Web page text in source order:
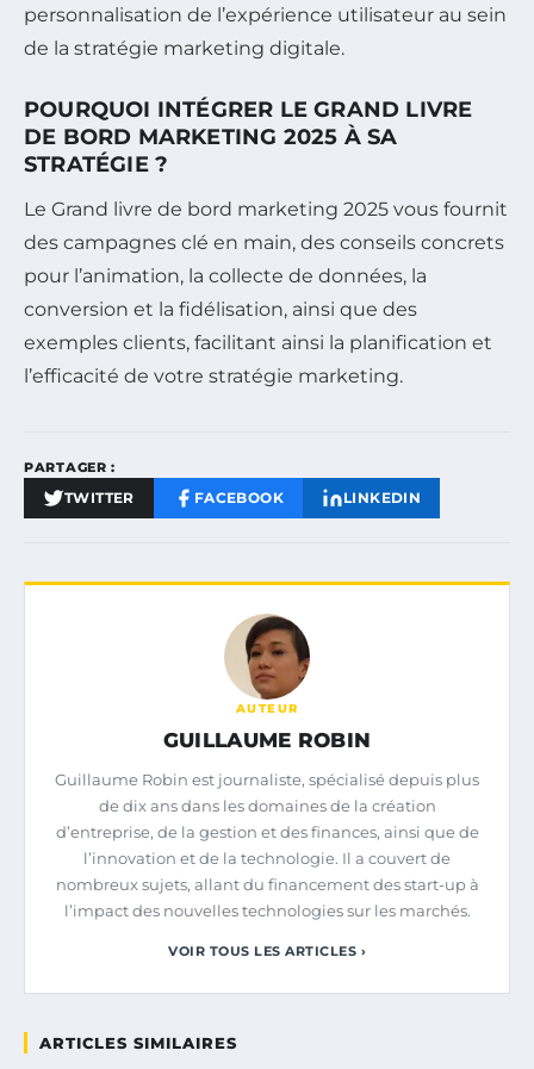
personnalisation de l’expérience utilisateur au sein
de la stratégie marketing digitale.
POURQUOI INTÉGRER LE GRAND LIVRE
DE BORD MARKETING 2025 À SA
STRATÉGIE ?
Le Grand livre de bord marketing 2025 vous fournit
des campagnes clé en main, des conseils concrets
pour l’animation, la collecte de données, la
conversion et la fidélisation, ainsi que des
exemples clients, facilitant ainsi la planification et
l’efficacité de votre stratégie marketing.
PARTAGER :
TWITTER FACEBOOK LINKEDIN
AUTEUR
GUILLAUME ROBIN
Guillaume Robin est journaliste, spécialisé depuis plus
de dix ans dans les domaines de la création
d’entreprise, de la gestion et des finances, ainsi que de
l’innovation et de la technologie. Il a couvert de
nombreux sujets, allant du financement des start-up à
l’impact des nouvelles technologies sur les marchés.
VOIR TOUS LES ARTICLES ›
ARTICLES SIMILAIRES